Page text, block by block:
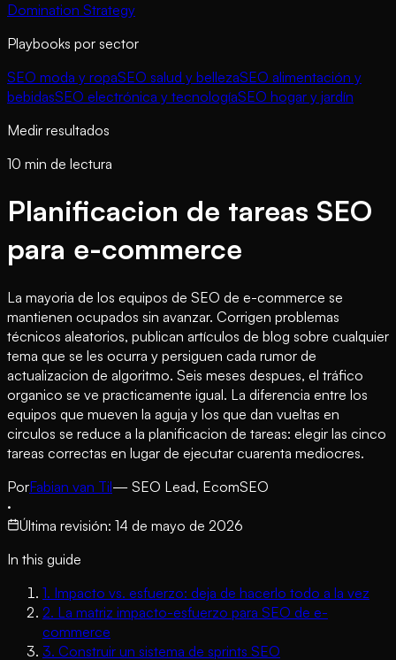
Domination Strategy
Playbooks por sector
SEO moda y ropaSEO salud y bellezaSEO alimentación y
bebidasSEO electrónica y tecnologíaSEO hogar y jardín
Medir resultados
10 min de lectura
Planificacion de tareas SEO
para e-commerce
La mayoria de los equipos de SEO de e-commerce se
mantienen ocupados sin avanzar. Corrigen problemas
técnicos aleatorios, publican artículos de blog sobre cualquier
tema que se les ocurra y persiguen cada rumor de
actualizacion de algoritmo. Seis meses despues, el tráfico
organico se ve practicamente igual. La diferencia entre los
equipos que mueven la aguja y los que dan vueltas en
circulos se reduce a la planificacion de tareas: elegir las cinco
tareas correctas en lugar de ejecutar cuarenta mediocres.
PorFabian van Til— SEO Lead, EcomSEO
·
Última revisión: 14 de mayo de 2026
In this guide
1. Impacto vs. esfuerzo: deja de hacerlo todo a la vez
2. La matriz impacto-esfuerzo para SEO de e-
commerce
3. Construir un sistema de sprints SEO